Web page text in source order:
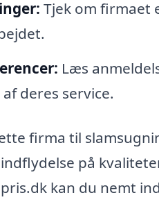
Tjek om firmaet
Læs
deres service.
firma til
på
kan du nemt